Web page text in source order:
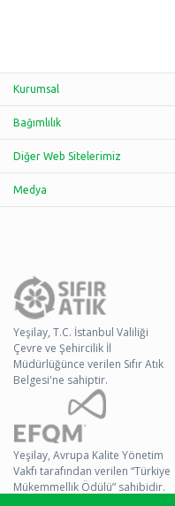
Kurumsal
Bağımlılık
Diğer Web Sitelerimiz
Medya
Yeşilay, T.C. İstanbul Valiliği
Çevre ve Şehircilik İl
Müdürlüğünce verilen Sıfır Atık
Belgesi'ne sahiptir.
Yeşilay, Avrupa Kalite Yönetim
Vakfı tarafından verilen “Türkiye
Mükemmellik Ödülü” sahibidir.